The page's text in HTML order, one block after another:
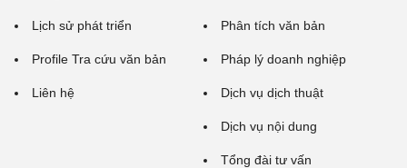
Lịch sử phát triển
Profile Tra cứu văn bản
Liên hệ
Phân tích văn bản
Pháp lý doanh nghiệp
Dịch vụ dịch thuật
Dịch vụ nội dung
Tổng đài tư vấn